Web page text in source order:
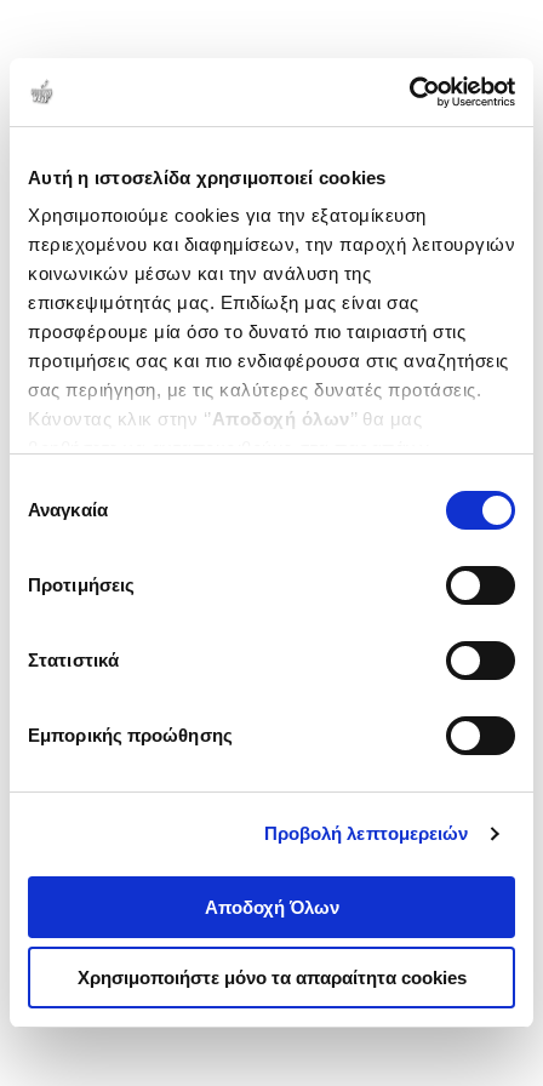
Αυτή η ιστοσελίδα χρησιμοποιεί cookies
Χρησιμοποιούμε cookies για την εξατομίκευση
περιεχομένου και διαφημίσεων, την παροχή λειτουργιών
κοινωνικών μέσων και την ανάλυση της
επισκεψιμότητάς μας. Επιδίωξη μας είναι σας
προσφέρουμε μία όσο το δυνατό πιο ταιριαστή στις
προτιμήσεις σας και πιο ενδιαφέρουσα στις αναζητήσεις
σας περιήγηση, με τις καλύτερες δυνατές προτάσεις.
Κάνοντας κλικ στην ‘’Αποδοχή όλων’’ θα μας
ενδιαφέρουν και να επιλέξετε από τα παρακάτω με την
΄΄και να ενημερωθείτε σχετικά με
συγκατάθεσης
Αναγκαία
Προτιμήσεις
Στατιστικά
Εμπορικής προώθησης
Προβολή λεπτομερειών
Αποδοχή Όλων
Χρησιμοποιήστε μόνο τα απαραίτητα cookies